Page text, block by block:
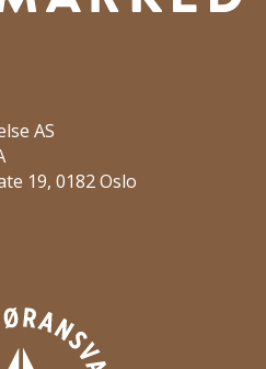
AS
19, 0182 Oslo